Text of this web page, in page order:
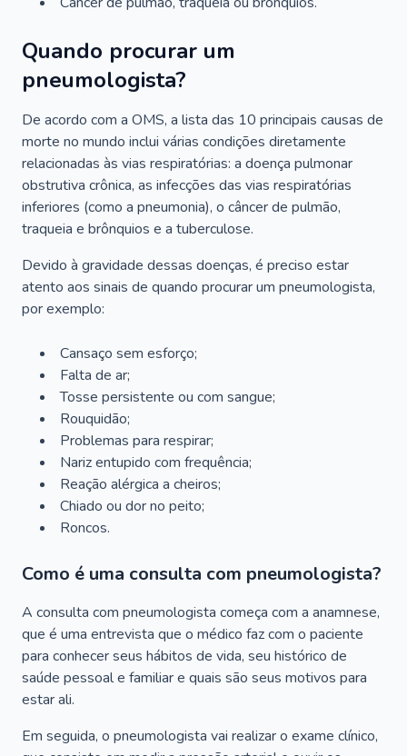
Quando procurar um
pneumologista?
De acordo com a OMS, a lista das 10 principais causas de
morte no mundo inclui várias condições diretamente
relacionadas às vias respiratórias: a doença pulmonar
obstrutiva crônica, as infecções das vias respiratórias
inferiores (como a pneumonia), o câncer de pulmão,
traqueia e brônquios e a tuberculose.
Devido à gravidade dessas doenças, é preciso estar
atento aos sinais de quando procurar um pneumologista,
por exemplo:
Cansaço sem esforço;
Falta de ar;
Tosse persistente ou com sangue;
Rouquidão;
Problemas para respirar;
Nariz entupido com frequência;
Reação alérgica a cheiros;
Chiado ou dor no peito;
Roncos.
Como é uma consulta com pneumologista?
A consulta com pneumologista começa com a anamnese,
que é uma entrevista que o médico faz com o paciente
para conhecer seus hábitos de vida, seu histórico de
saúde pessoal e familiar e quais são seus motivos para
estar ali.
Em seguida, o pneumologista vai realizar o exame clínico,